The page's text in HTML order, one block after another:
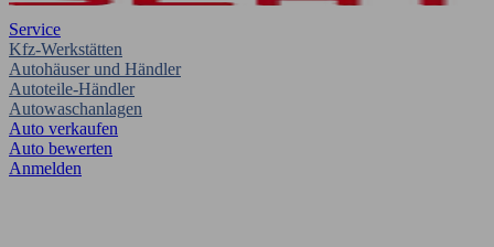
Service
Kfz-Werkstätten
Autohäuser und Händler
Autoteile-Händler
Autowaschanlagen
Auto verkaufen
Auto bewerten
Anmelden